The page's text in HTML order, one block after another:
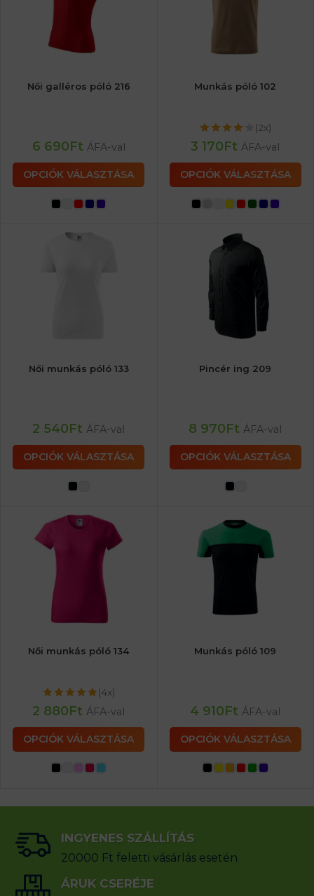
Női galléros póló 216
6 690Ft ÁFA-val
OPCIÓK VÁLASZTÁSA
Munkás póló 102
(2x)
3 170Ft ÁFA-val
OPCIÓK VÁLASZTÁSA
Női munkás póló 133
2 540Ft ÁFA-val
OPCIÓK VÁLASZTÁSA
Pincér ing 209
8 970Ft ÁFA-val
OPCIÓK VÁLASZTÁSA
Női munkás póló 134
(4x)
2 880Ft ÁFA-val
OPCIÓK VÁLASZTÁSA
Munkás póló 109
4 910Ft ÁFA-val
OPCIÓK VÁLASZTÁSA
INGYENES SZÁLLÍTÁS
20000 Ft feletti vásárlás esetén
ÁRUK CSERÉJE